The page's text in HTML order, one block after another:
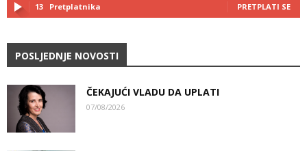
13 Pretplatnika PRETPLATI SE
POSLJEDNJE NOVOSTI
ČEKAJUĆI VLADU DA UPLATI
07/08/2026